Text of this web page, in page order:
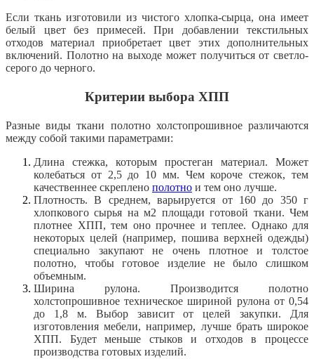
Если ткань изготовили из чистого хлопка-сырца, она имеет
белый цвет без примесей. При добавлении текстильных
отходов материал приобретает цвет этих дополнительных
включений. Полотно на выходе может получиться от светло-
серого до черного.
Критерии выбора ХПП
Разные виды ткани полотно холстопрошивное различаются
между собой такими параметрами:
Длина стежка, которым простеган материал. Может
колебаться от 2,5 до 10 мм. Чем короче стежок, тем
качественнее скреплено полотно и тем оно лучше.
Плотность. В среднем, варьируется от 160 до 350 г
хлопкового сырья на м2 площади готовой ткани. Чем
плотнее ХПП, тем оно прочнее и теплее. Однако для
некоторых целей (например, пошива верхней одежды)
специально закупают не очень плотное и толстое
полотно, чтобы готовое изделие не было слишком
объемным.
Ширина рулона. Производится полотно
холстопрошивное техническое шириной рулона от 0,54
до 1,8 м. Выбор зависит от целей закупки. Для
изготовления мебели, например, лучше брать широкое
ХПП. Будет меньше стыков и отходов в процессе
производства готовых изделий.